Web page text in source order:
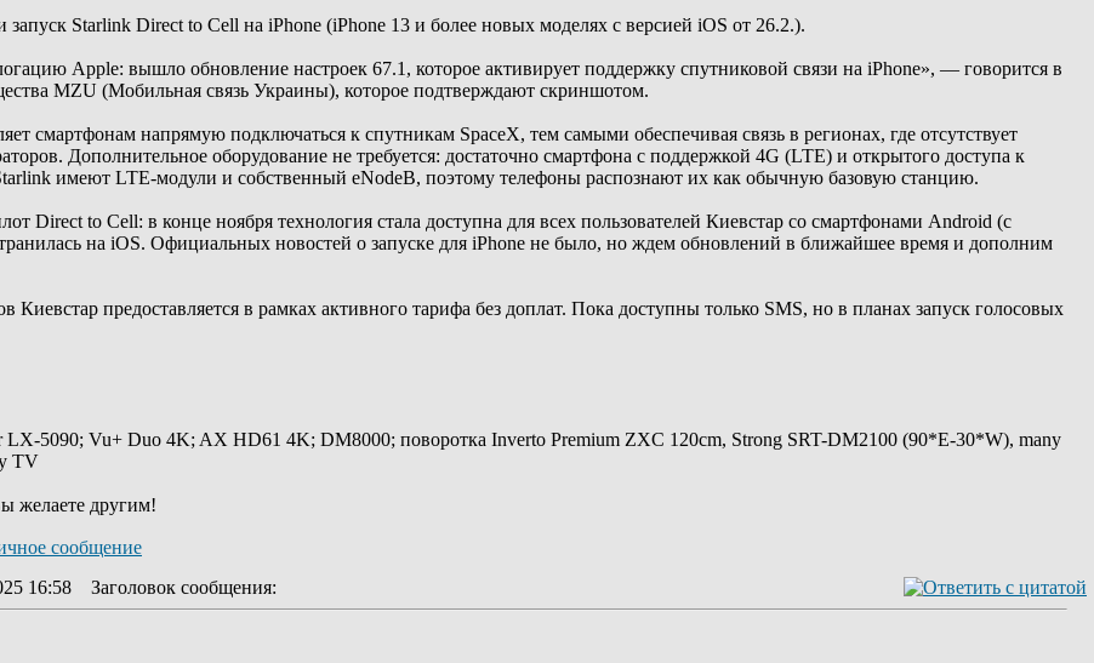
Starlink Direct to Cell на iPhone (iPhone 13 и более новых моделях с версией iOS от 26.2.).
Apple: вышло обновление настроек 67.1, которое активирует поддержку спутниковой связи на iPhone», — говорится в
MZU (Мобильная связь Украины), которое подтверждают скриншотом.
смартфонам напрямую подключаться к спутникам SpaceX, тем самыми обеспечивая связь в регионах, где отсутствует
Дополнительное оборудование не требуется: достаточно смартфона с поддержкой 4G (LTE) и открытого доступа к
имеют LTE-модули и собственный eNodeB, поэтому телефоны распознают их как обычную базовую станцию.
Direct to Cell: в конце ноября технология стала доступна для всех пользователей Киевстар со смартфонами Android (с
на iOS. Официальных новостей о запуске для iPhone не было, но ждем обновлений в ближайшее время и дополним
Киевстар предоставляется в рамках активного тарифа без доплат. Пока доступны только SMS, но в планах запуск голосовых
LX-5090; Vu+ Duo 4K; AX HD61 4K; DM8000; поворотка Inverto Premium ZXC 120cm, Strong SRT-DM2100 (90*E-30*W), many
TV
желаете другим!
16:58 Заголовок сообщения: